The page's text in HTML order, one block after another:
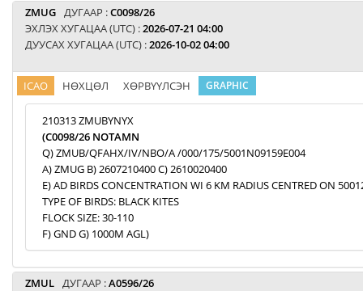
ZMUG ДУГААР :C0098/26
ЭХЛЭХ ХУГАЦАА (UTC) :2026-07-21 04:00
ДУУСАХ ХУГАЦАА (UTC) :2026-10-02 04:00
ICAO НӨХЦӨЛ ХӨРВҮҮЛСЭН GRAPHIC
210313 ZMUBYNYX
(C0098/26 NOTAMN
Q) ZMUB/QFAHX/IV/NBO/A /000/175/5001N09159E004
A) ZMUG B) 2607210400 C) 2610020400
E) AD BIRDS CONCENTRATION WI 6 KM RADIUS CENTRED ON
TYPE OF BIRDS: BLACK KITES
FLOCK SIZE: 30-110
F) GND G) 1000M AGL)
ZMUL ДУГААР :A0596/26